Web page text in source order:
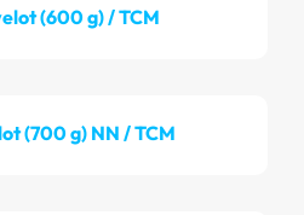
(600 g) / TCM
(700 g) NN / TCM